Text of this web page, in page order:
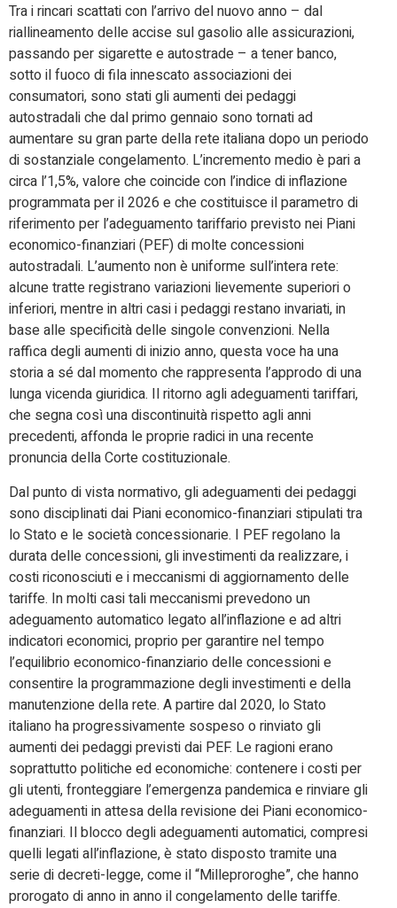
Tra i rincari scattati con l’arrivo del nuovo anno – dal
riallineamento delle accise sul gasolio alle assicurazioni,
passando per sigarette e autostrade – a tener banco,
sotto il fuoco di fila innescato associazioni dei
consumatori, sono stati gli aumenti dei pedaggi
autostradali che dal primo gennaio sono tornati ad
aumentare su gran parte della rete italiana dopo un periodo
di sostanziale congelamento. L’incremento medio è pari a
circa l’1,5%, valore che coincide con l’indice di inflazione
programmata per il 2026 e che costituisce il parametro di
riferimento per l’adeguamento tariffario previsto nei Piani
economico-finanziari (PEF) di molte concessioni
autostradali. L’aumento non è uniforme sull’intera rete:
alcune tratte registrano variazioni lievemente superiori o
inferiori, mentre in altri casi i pedaggi restano invariati, in
base alle specificità delle singole convenzioni. Nella
raffica degli aumenti di inizio anno, questa voce ha una
storia a sé dal momento che rappresenta l’approdo di una
lunga vicenda giuridica. Il ritorno agli adeguamenti tariffari,
che segna così una discontinuità rispetto agli anni
precedenti, affonda le proprie radici in una recente
pronuncia della Corte costituzionale.
Dal punto di vista normativo, gli adeguamenti dei pedaggi
sono disciplinati dai Piani economico-finanziari stipulati tra
lo Stato e le società concessionarie. I PEF regolano la
durata delle concessioni, gli investimenti da realizzare, i
costi riconosciuti e i meccanismi di aggiornamento delle
tariffe. In molti casi tali meccanismi prevedono un
adeguamento automatico legato all’inflazione e ad altri
indicatori economici, proprio per garantire nel tempo
l’equilibrio economico-finanziario delle concessioni e
consentire la programmazione degli investimenti e della
manutenzione della rete. A partire dal 2020, lo Stato
italiano ha progressivamente sospeso o rinviato gli
aumenti dei pedaggi previsti dai PEF. Le ragioni erano
soprattutto politiche ed economiche: contenere i costi per
gli utenti, fronteggiare l’emergenza pandemica e rinviare gli
adeguamenti in attesa della revisione dei Piani economico-
finanziari. Il blocco degli adeguamenti automatici, compresi
quelli legati all’inflazione, è stato disposto tramite una
serie di decreti-legge, come il “Milleproroghe”, che hanno
prorogato di anno in anno il congelamento delle tariffe.